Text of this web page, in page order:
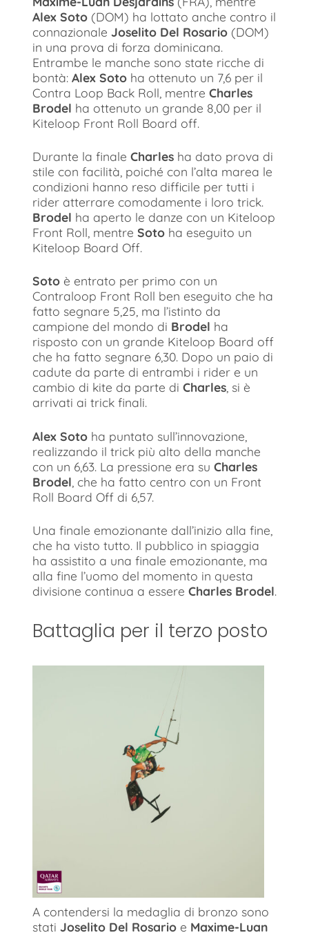
Alex Soto (DOM) ha lottato anche contro il
connazionale Joselito Del Rosario (DOM)
in una prova di forza dominicana.
Entrambe le manche sono state ricche di
bontà: Alex Soto ha ottenuto un 7,6 per il
Contra Loop Back Roll, mentre Charles
Brodel ha ottenuto un grande 8,00 per il
Kiteloop Front Roll Board off.
Durante la finale Charles ha dato prova di
stile con facilità, poiché con l’alta marea le
condizioni hanno reso difficile per tutti i
rider atterrare comodamente i loro trick.
Brodel ha aperto le danze con un Kiteloop
Front Roll, mentre Soto ha eseguito un
Kiteloop Board Off.
Soto è entrato per primo con un
Contraloop Front Roll ben eseguito che ha
fatto segnare 5,25, ma l’istinto da
campione del mondo di Brodel ha
risposto con un grande Kiteloop Board off
che ha fatto segnare 6,30. Dopo un paio di
cadute da parte di entrambi i rider e un
cambio di kite da parte di Charles, si è
arrivati ai trick finali.
Alex Soto ha puntato sull’innovazione,
realizzando il trick più alto della manche
con un 6,63. La pressione era su Charles
Brodel , che ha fatto centro con un Front
Roll Board Off di 6,57.
Una finale emozionante dall’inizio alla fine,
che ha visto tutto. Il pubblico in spiaggia
ha assistito a una finale emozionante, ma
alla fine l’uomo del momento in questa
divisione continua a essere Charles Brodel.
Battaglia per il terzo posto
A contendersi la medaglia di bronzo sono
stati Joselito Del Rosario e Maxime-Luan